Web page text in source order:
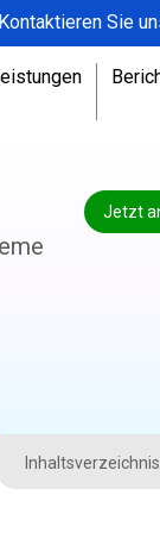
Kontaktieren Sie
Jetzt
Inhaltsverzeichnis